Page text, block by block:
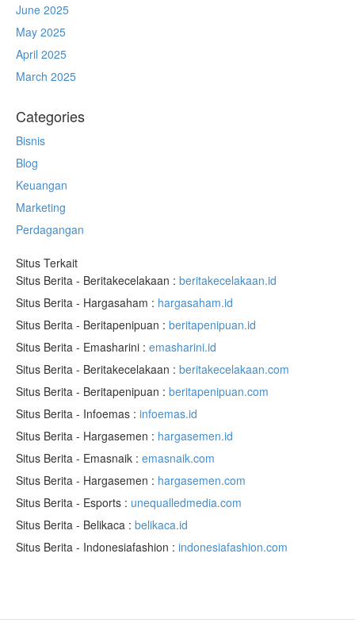
June 2025
May 2025
April 2025
March 2025
Categories
Bisnis
Blog
Keuangan
Marketing
Perdagangan
Situs Terkait
Situs Berita - Beritakecelakaan : beritakecelakaan.id
Situs Berita - Hargasaham : hargasaham.id
Situs Berita - Beritapenipuan : beritapenipuan.id
Situs Berita - Emasharini : emasharini.id
Situs Berita - Beritakecelakaan : beritakecelakaan.com
Situs Berita - Beritapenipuan : beritapenipuan.com
Situs Berita - Infoemas : infoemas.id
Situs Berita - Hargasemen : hargasemen.id
Situs Berita - Emasnaik : emasnaik.com
Situs Berita - Hargasemen : hargasemen.com
Situs Berita - Esports : unequalledmedia.com
Situs Berita - Belikaca : belikaca.id
Situs Berita - Indonesiafashion : indonesiafashion.com